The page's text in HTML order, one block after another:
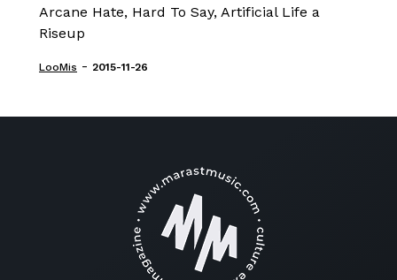
Arcane Hate, Hard To Say, Artificial Life a
Riseup
LooMis - 2015-11-26